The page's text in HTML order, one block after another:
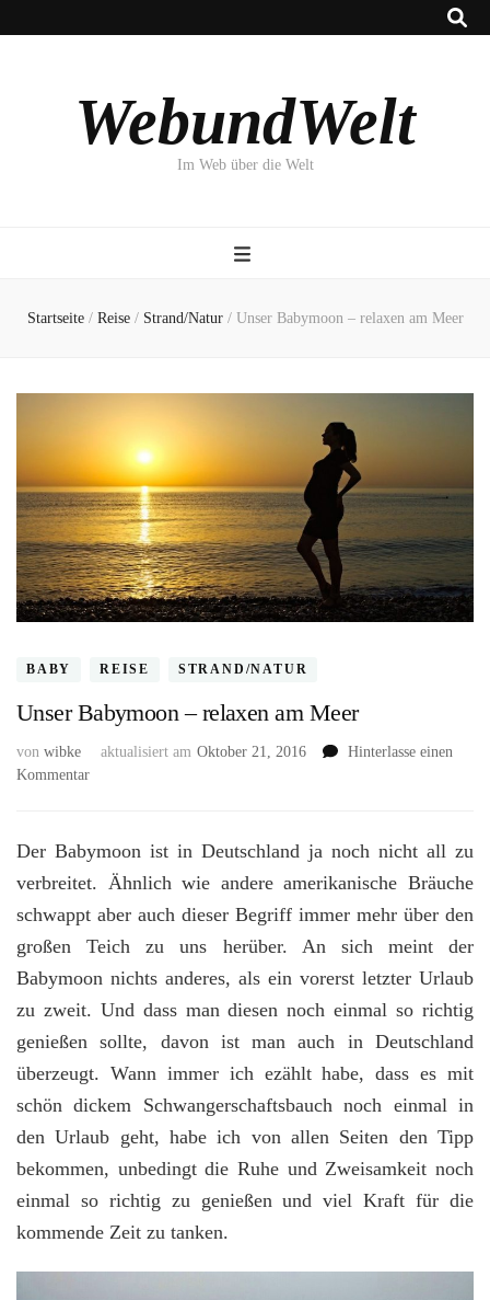
WebundWelt
Im Web über die Welt
Startseite / Reise / Strand/Natur / Unser Babymoon – relaxen am Meer
BABY REISE STRAND/NATUR
Unser Babymoon – relaxen am Meer
von wibke aktualisiert am Oktober 21, 2016
Hinterlasse einen
Kommentarzu
relaxen
am
Meer
Der Babymoon ist in Deutschland ja noch nicht all zu
verbreitet. Ähnlich wie andere amerikanische Bräuche
schwappt aber auch dieser Begriff immer mehr über den
großen Teich zu uns herüber. An sich meint der
Babymoon nichts anderes, als ein vorerst letzter Urlaub
zu zweit. Und dass man diesen noch einmal so richtig
genießen sollte, davon ist man auch in Deutschland
überzeugt. Wann immer ich ezählt habe, dass es mit
schön dickem Schwangerschaftsbauch noch einmal in
den Urlaub geht, habe ich von allen Seiten den Tipp
bekommen, unbedingt die Ruhe und Zweisamkeit noch
einmal so richtig zu genießen und viel Kraft für die
kommende Zeit zu tanken.